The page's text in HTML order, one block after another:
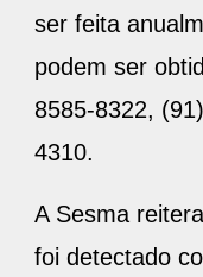
ser feita
podem ser
8585-8322,
4310.
A Sesma
foi detectado